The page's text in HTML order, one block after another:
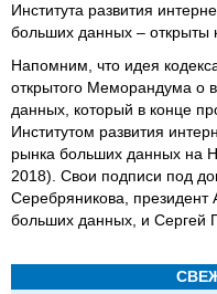
Института развития
больших данных – открыты
Напомним, что идея
открытого Меморандума о
данных, который в конце
Институтом развития
рынка больших данных на
2018). Свои подписи под
Серебряникова, президент
больших данных, и Сергей